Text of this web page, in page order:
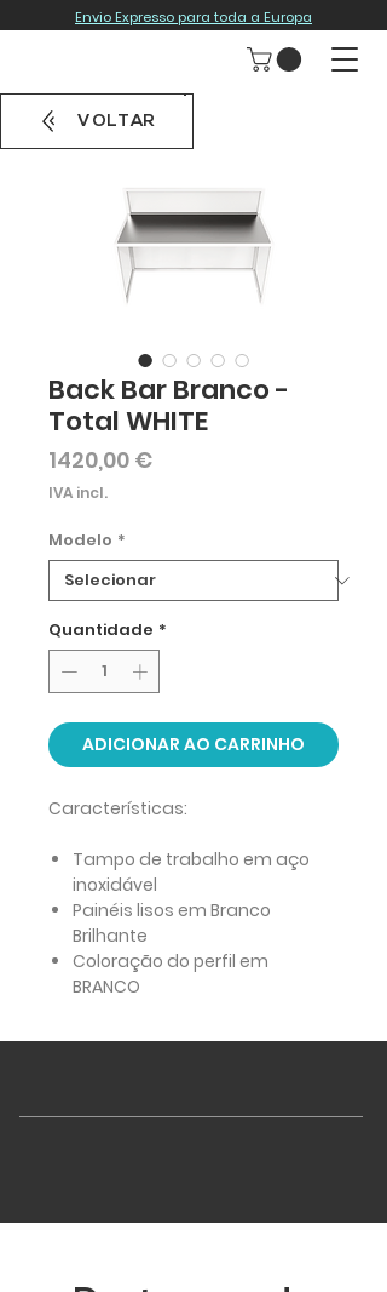
Envio Expresso para toda a Europa
Back Bar Branco -
Total WHITE
1420,00 €Preço
IVA incl.
Modelo *
Quantidade *
ADICIONAR AO CARRINHO
Características:
Tampo de trabalho em aço
inoxidável
Painéis lisos em Branco
Brilhante
Coloração do perfil em
BRANCO
VOLTAR